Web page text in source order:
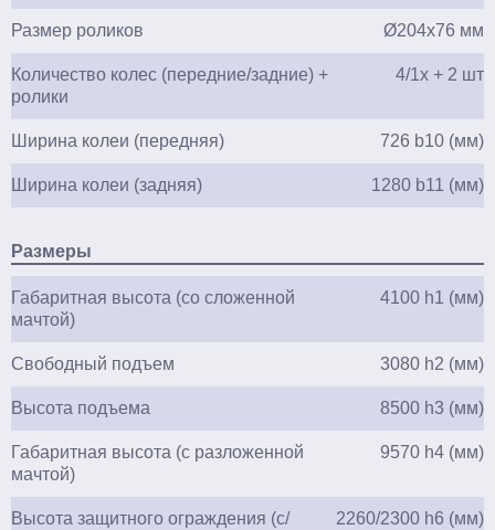
Размер роликов Ø204х76 мм
Количество колес (передние/задние) +
ролики
4/1х + 2 шт
Ширина колеи (передняя) 726 b10 (мм)
Ширина колеи (задняя) 1280 b11 (мм)
Размеры
Габаритная высота (со сложенной
мачтой)
4100 h1 (мм)
Свободный подъем 3080 h2 (мм)
Высота подъема 8500 h3 (мм)
Габаритная высота (с разложенной
мачтой)
9570 h4 (мм)
Высота защитного ограждения (с/
2260/2300 h6 (мм)